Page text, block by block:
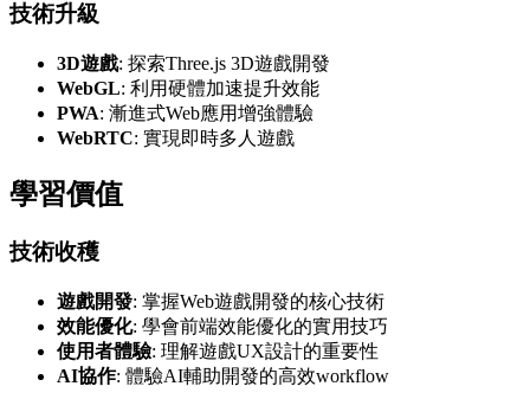
技術升級
3D遊戲: 探索Three.js 3D遊戲開發
WebGL: 利用硬體加速提升效能
PWA: 漸進式Web應用增強體驗
WebRTC: 實現即時多人遊戲
學習價值
技術收穫
遊戲開發: 掌握Web遊戲開發的核心技術
效能優化: 學會前端效能優化的實用技巧
使用者體驗: 理解遊戲UX設計的重要性
AI協作: 體驗AI輔助開發的高效workflow